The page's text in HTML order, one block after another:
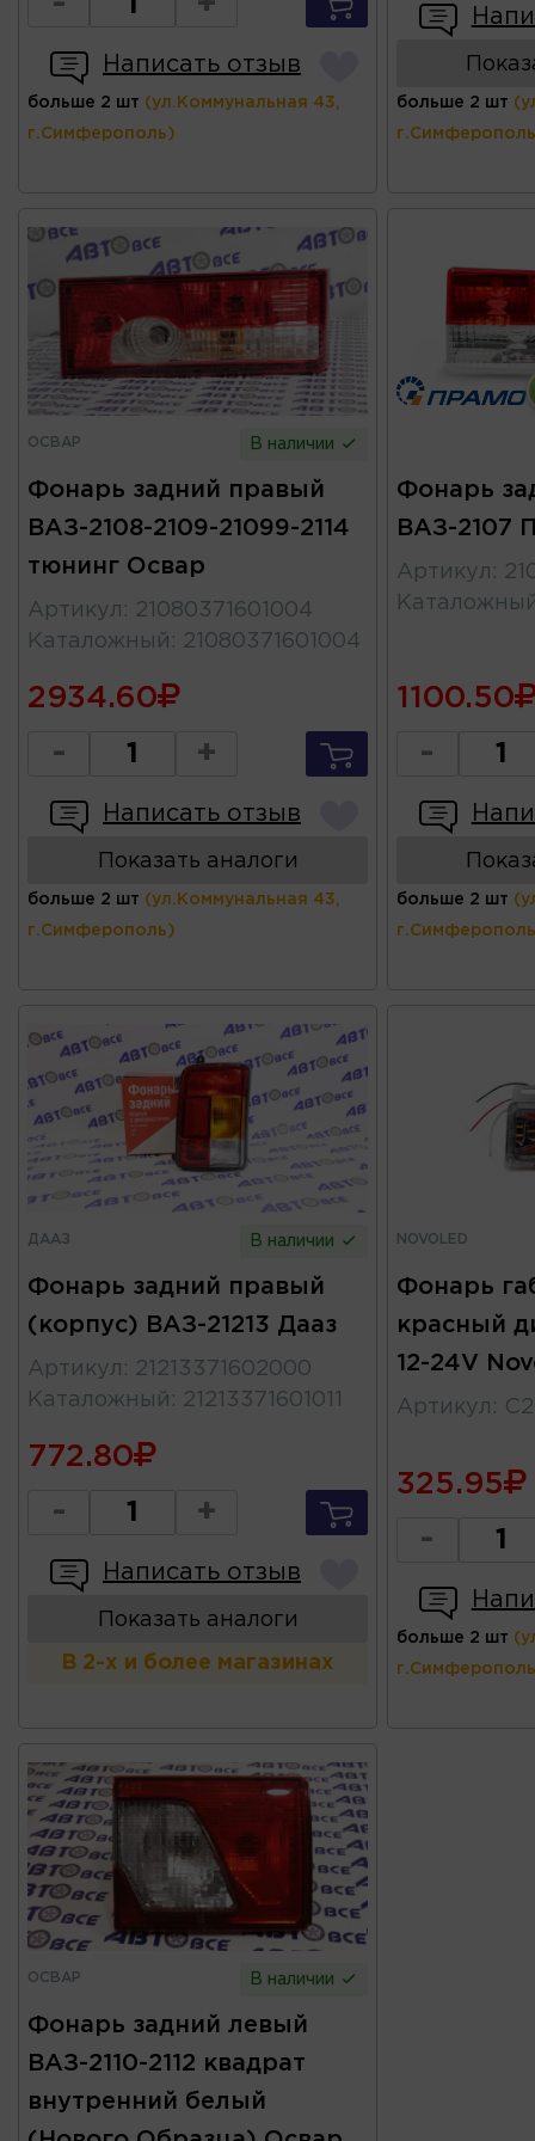
Написать отзыв
больше 2 шт (ул.Коммунальная 43,
г.Симферополь)
больше 2 шт
ОСВАР В наличии
Фонарь задний правый
ВАЗ-2108-2109-21099-2114
тюнинг Освар
Артикул : 21080371601004
Каталожный : 21080371601004
2934.60
- +
Написать отзыв
Показать аналоги
больше 2 шт (ул.Коммунальная 43,
г.Симферополь)
Фонарь
ВАЗ-2107
Артикул :
1100.50
-
больше 2 шт
ДААЗ В наличии
Фонарь задний правый
(корпус) ВАЗ-21213 Дааз
Артикул : 21213371602000
Каталожный : 21213371601011
772.80
- +
Написать отзыв
Показать аналоги
В 2-х и более магазинах
NOVOLED
Фонарь
красный
12-24V
Артикул :
325.95
-
больше 2 шт
ОСВАР В наличии
Фонарь задний левый
ВАЗ-2110-2112 квадрат
внутренний белый